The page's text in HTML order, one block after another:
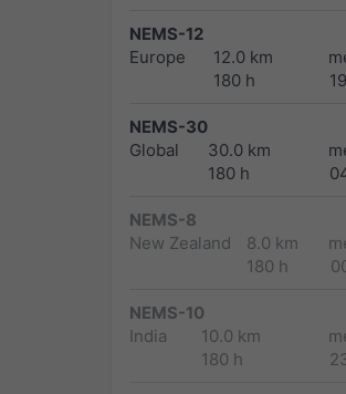
NEMS-12
Europe
12.0 km
180 h
NEMS-30
Global
30.0 km
180 h
NEMS-8
New Zealand
8.0 km
180 h
NEMS-10
India
10.0 km
180 h